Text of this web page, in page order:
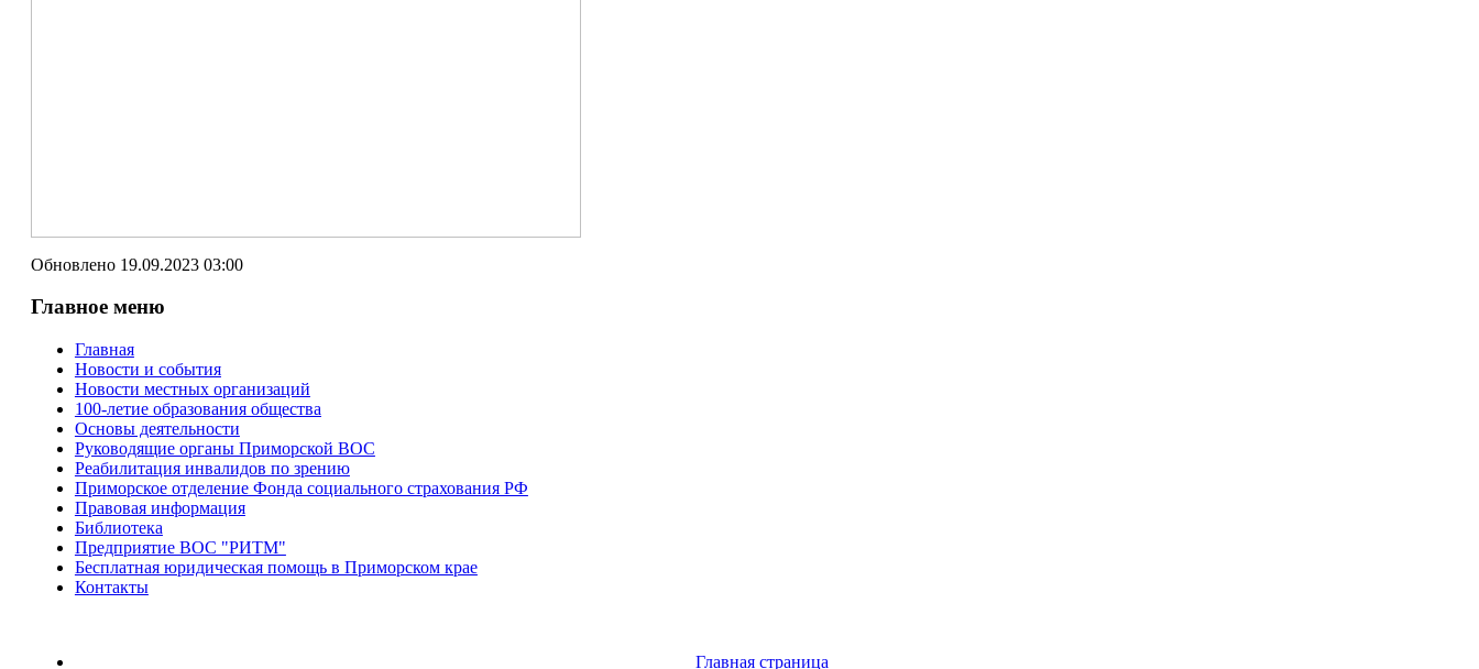
Обновлено 19.09.2023 03:00
Главное меню
Главная
Новости и события
Новости местных организаций
100-летие образования общества
Основы деятельности
Руководящие органы Приморской ВОС
Реабилитация инвалидов по зрению
Приморское отделение Фонда социального страхования РФ
Правовая информация
Библиотека
Предприятие ВОС "РИТМ"
Бесплатная юридическая помощь в Приморском крае
Контакты
Главная страница